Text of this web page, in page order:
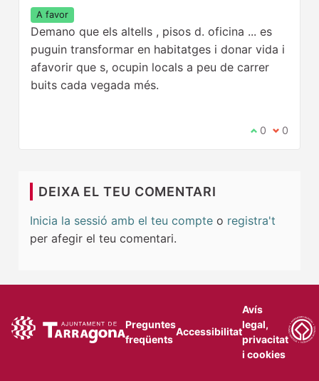
A favor
Demano que els altells , pisos d. oficina ... es
puguin transformar en habitatges i donar vida i
afavorir que s, ocupin locals a peu de carrer
buits cada vegada més.
Estic d'acord
0 No estic
0
DEIXA EL TEU COMENTARI
Inicia la sessió amb el teu compte o registra't
per afegir el teu comentari.
Preguntes
freqüents
Accessibilitat
Avís
legal,
privacitat
i cookies